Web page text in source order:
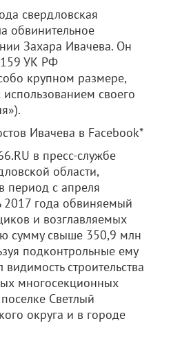
свердловская
обвинительное
Захара Ивачева. Он
159 УК РФ
крупном размере,
своего
Ивачева в Facebook*
в пресс-службе
области,
период с апреля
2017 года обвиняемый
и возглавляемых
сумму свыше 350,9 млн
подконтрольные ему
строительства
многосекционных
Светлый
округа и в городе